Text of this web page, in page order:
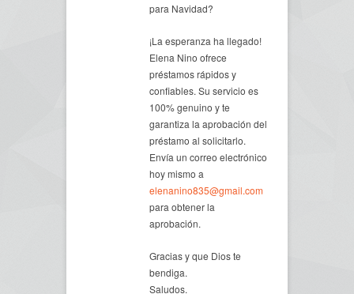
para Navidad?
¡La esperanza ha llegado!
Elena Nino ofrece
préstamos rápidos y
confiables. Su servicio es
100% genuino y te
garantiza la aprobación del
préstamo al solicitarlo.
Envía un correo electrónico
hoy mismo a
elenanino835@gmail.com
para obtener la
aprobación.
Gracias y que Dios te
bendiga.
Saludos.